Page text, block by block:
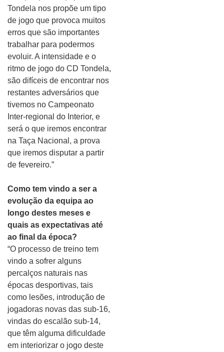
Tondela nos propõe um tipo
de jogo que provoca muitos
erros que são importantes
trabalhar para podermos
evoluir. A intensidade e o
ritmo de jogo do CD Tondela,
são difíceis de encontrar nos
restantes adversários que
tivemos no Campeonato
Inter-regional do Interior, e
será o que iremos encontrar
na Taça Nacional, a prova
que iremos disputar a partir
de fevereiro.”
Como tem vindo a ser a
evolução da equipa ao
longo destes meses e
quais as expectativas até
ao final da época?
“O processo de treino tem
vindo a sofrer alguns
percalços naturais nas
épocas desportivas, tais
como lesões, introdução de
jogadoras novas das sub-16,
vindas do escalão sub-14,
que têm alguma dificuldade
em interiorizar o jogo deste